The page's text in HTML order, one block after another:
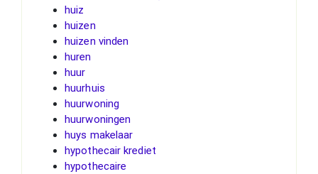
huiz
huizen
huizen vinden
huren
huur
huurhuis
huurwoning
huurwoningen
huys makelaar
hypothecair krediet
hypothecaire